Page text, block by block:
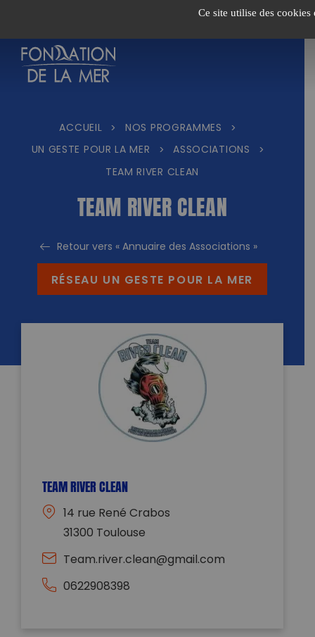
Ce site utilise des
contenu
ACCUEIL > NOS PROGRAMMES
>
UN GESTE POUR LA MER
> ASSOCIATIONS
>
TEAM RIVER CLEAN
TEAM RIVER CLEAN
Retour vers « Annuaire des Associations »
RÉSEAU UN GESTE POUR LA MER
TEAM RIVER CLEAN
14 rue René Crabos
31300 Toulouse
Team.river.clean@gmail.com
0622908398